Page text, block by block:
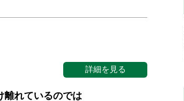
詳細を見る
離れているのでは